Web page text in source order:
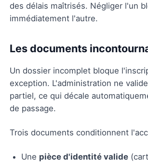
des délais maîtrisés. Négliger l'un
immédiatement l'autre.
Les documents
Un dossier incomplet bloque
exception. L'administration ne
partiel, ce qui décale
de passage.
Trois documents conditionnent
Une pièce d'identité valide